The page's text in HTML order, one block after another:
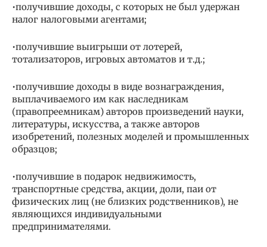
•получившие доходы, с которых не был удержан
налог налоговыми агентами;
•получившие выигрыши от лотерей,
тотализаторов, игровых автоматов и т.д.;
•получившие доходы в виде вознаграждения,
выплачиваемого им как наследникам
(правопреемникам) авторов произведений науки,
литературы, искусства, а также авторов
изобретений, полезных моделей и промышленных
образцов;
•получившие в подарок недвижимость,
транспортные средства, акции, доли, паи от
физических лиц (не близких родственников), не
являющихся индивидуальными
предпринимателями.